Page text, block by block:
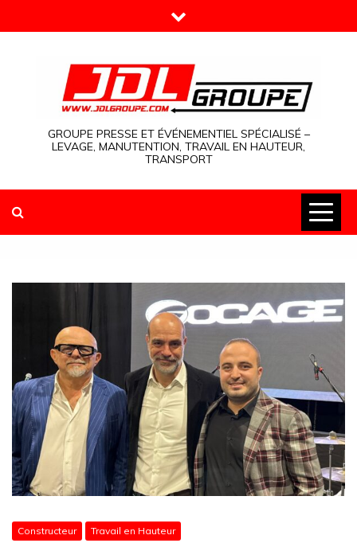
to
GROUPE PRESSE ET ÉVÉNEMENTIEL SPÉCIALISÉ –
LEVAGE, MANUTENTION, TRAVAIL EN HAUTEUR,
TRANSPORT
Constructeur Travail en Hauteur